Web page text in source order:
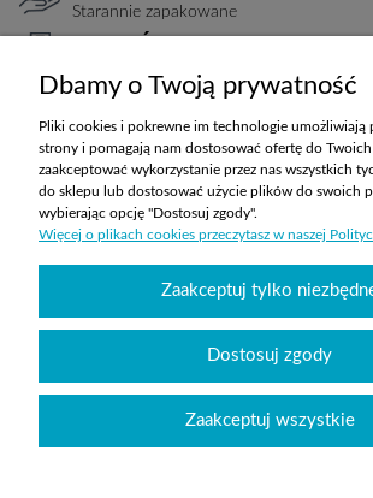
Starannie zapakowane
TRANSPORT
Koszty ustalane indywidualnie
ZAKUPY
POMOC
MOJE KONTO
Wyposażenie szkół sklepabcwyposazenia.pl|
Dbamy o Twoją prywatność
Pliki cookies i pokrewne im technologie umożliwiają
strony i pomagają nam dostosować ofertę do
zaakceptować wykorzystanie przez nas wszystkich
do sklepu lub dostosować użycie plików do swoich
wybierając opcję "Dostosuj zgody".
Więcej o plikach cookies przeczytasz w naszej
Zaakceptuj tylko
Dostosuj zgody
Zaakceptuj wszystkie